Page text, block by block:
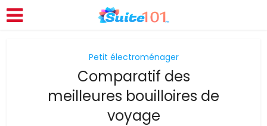
Petit électroménager
Comparatif des
meilleures bouilloires de
voyage